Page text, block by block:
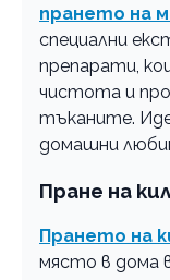
прането на
специални
препарати,
чистота и
тъканите.
домашни
Пране на
Прането на
място в дома